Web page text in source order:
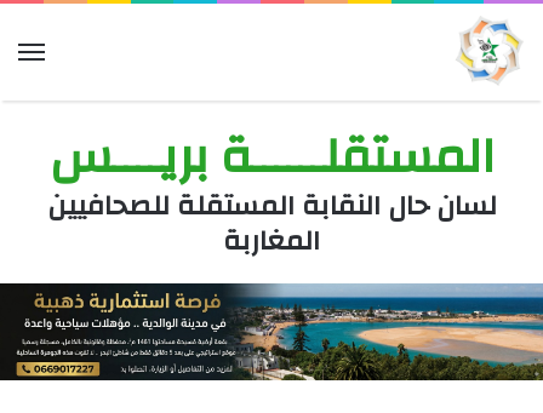
المستقلــــــة بريــــس
لسان حال النقابة المستقلة للصحافيين
المغاربة